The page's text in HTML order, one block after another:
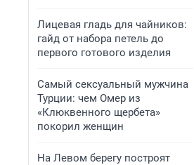
Лицевая гладь для чайников:
гайд от набора петель до
первого готового изделия
Самый сексуальный мужчина
Турции: чем Омер из
«Клюквенного щербета»
покорил женщин
На Левом берегу построят